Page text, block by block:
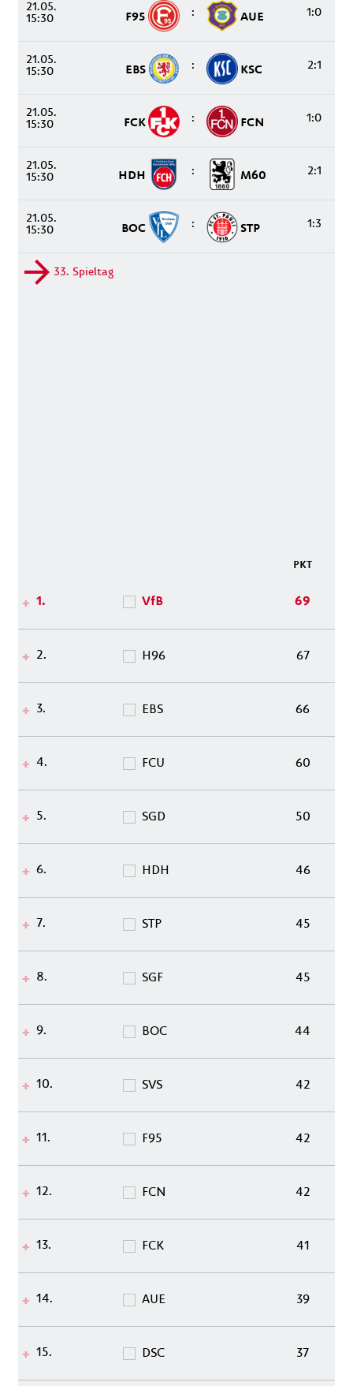
21.05.
15:30 F95 : AUE 1:0
21.05.
15:30 EBS : KSC 2:1
21.05.
15:30 FCK : FCN 1:0
21.05.
15:30 HDH : M60 2:1
21.05.
15:30 BOC : STP 1:3
33. Spieltag
PKT
1. VfB 69
2. H96 67
3. EBS 66
4. FCU 60
5. SGD 50
6. HDH 46
7. STP 45
8. SGF 45
9. BOC 44
10. SVS 42
11. F95 42
12. FCN 42
13. FCK 41
14. AUE 39
15. DSC 37